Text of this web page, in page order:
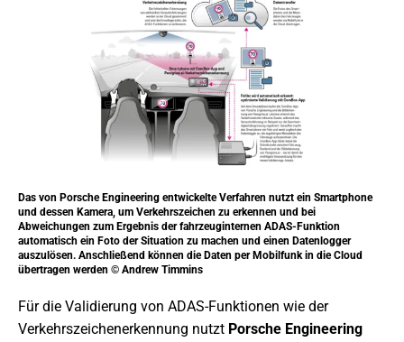
Das von Porsche Engineering entwickelte Verfahren nutzt ein Smartphone
und dessen Kamera, um Verkehrszeichen zu erkennen und bei
Abweichungen zum Ergebnis der fahrzeuginternen ADAS-Funktion
automatisch ein Foto der Situation zu machen und einen Datenlogger
auszulösen. Anschließend können die Daten per Mobilfunk in die Cloud
übertragen werden © Andrew Timmins
Für die Validierung von ADAS-Funktionen wie der
Verkehrszeichenerkennung nutzt Porsche Engineering